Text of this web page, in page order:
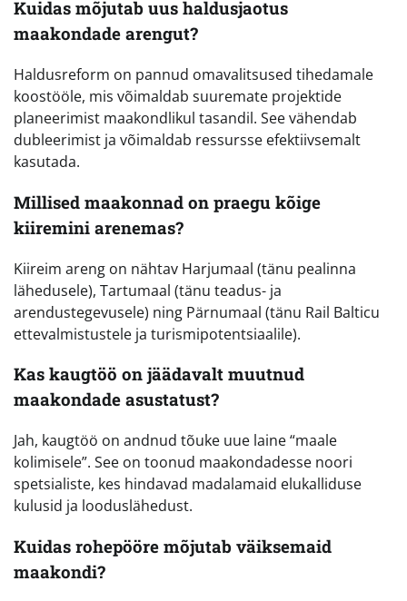
Kuidas mõjutab uus haldusjaotus
maakondade arengut?
Haldusreform on pannud omavalitsused tihedamale
koostööle, mis võimaldab suuremate projektide
planeerimist maakondlikul tasandil. See vähendab
dubleerimist ja võimaldab ressursse efektiivsemalt
kasutada.
Millised maakonnad on praegu kõige
kiiremini arenemas?
Kiireim areng on nähtav Harjumaal (tänu pealinna
lähedusele), Tartumaal (tänu teadus- ja
arendustegevusele) ning Pärnumaal (tänu Rail Balticu
ettevalmistustele ja turismipotentsiaalile).
Kas kaugtöö on jäädavalt muutnud
maakondade asustatust?
Jah, kaugtöö on andnud tõuke uue laine “maale
kolimisele”. See on toonud maakondadesse noori
spetsialiste, kes hindavad madalamaid elukalliduse
kulusid ja looduslähedust.
Kuidas rohepööre mõjutab väiksemaid
maakondi?